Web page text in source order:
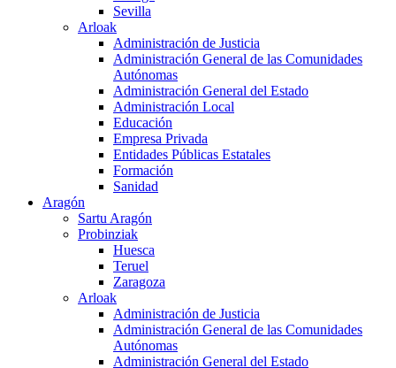
Sevilla
Arloak
Administración de Justicia
Administración General de las Comunidades
Autónomas
Administración General del Estado
Administración Local
Educación
Empresa Privada
Entidades Públicas Estatales
Formación
Sanidad
Aragón
Sartu Aragón
Probinziak
Huesca
Teruel
Zaragoza
Arloak
Administración de Justicia
Administración General de las Comunidades
Autónomas
Administración General del Estado